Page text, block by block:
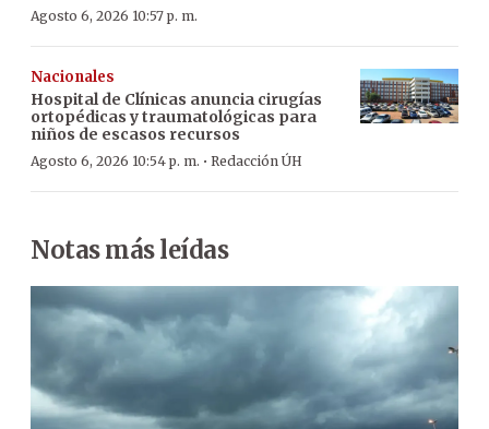
Agosto 6, 2026 10:57 p. m.
Nacionales
Hospital de Clínicas anuncia cirugías
ortopédicas y traumatológicas para
niños de escasos recursos
Agosto 6, 2026 10:54 p. m. · Redacción ÚH
Notas más leídas